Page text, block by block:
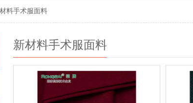
料手术服面料
新材料手术服面料